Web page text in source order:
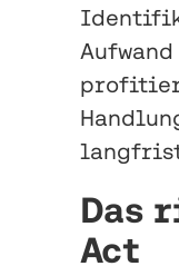
Das
Act